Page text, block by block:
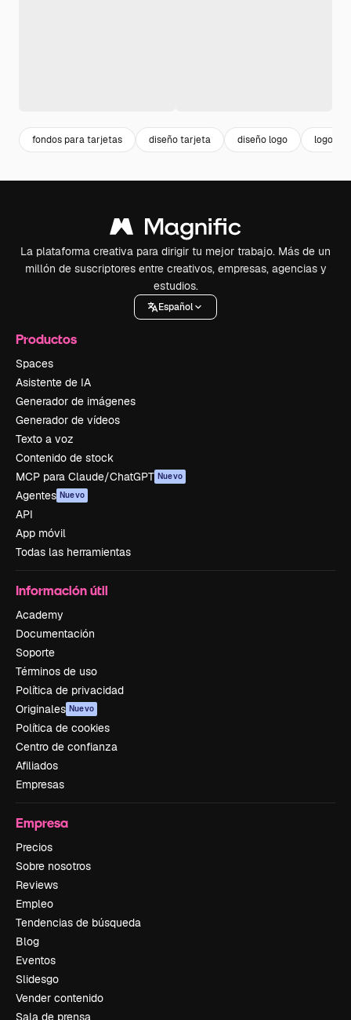
fondos para tarjetas diseño tarjeta diseño logo logo
La plataforma creativa para dirigir tu mejor trabajo. Más de un
millón de suscriptores entre creativos, empresas, agencias y
estudios.
Español
Productos
Spaces
Asistente de IA
Generador de imágenes
Generador de vídeos
Texto a voz
Contenido de stock
MCP para Claude/ChatGPT Nuevo
Agentes Nuevo
API
App móvil
Todas las herramientas
Información útil
Academy
Documentación
Soporte
Términos de uso
Política de privacidad
Originales Nuevo
Política de cookies
Centro de confianza
Afiliados
Empresas
Empresa
Precios
Sobre nosotros
Reviews
Empleo
Tendencias de búsqueda
Blog
Eventos
Slidesgo
Vender contenido
Sala de prensa